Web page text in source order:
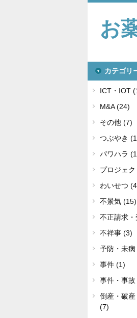
お
カテゴリ
ICT・IOT
M&A (24)
その他 (7)
つぶやき
パワハラ
プロジェ
わいせつ
不景気 (15)
不正請求
不祥事 (3)
予防・未
事件 (1)
事件・事
倒産・破
(7)